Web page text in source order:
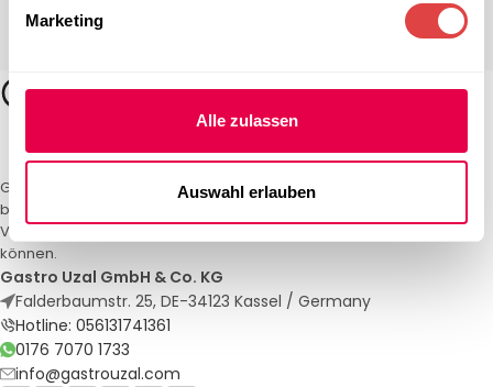
Marketing
Alle zulassen
Auswahl erlauben
Gastro Uzal – Ihr Spezialist für Gastronomiemöbel und -textilien. Wir
bieten maßgeschneiderte Lösungen für Restaurants, Hotels und
Veranstaltungen. Qualität und Service, auf die Sie sich verlassen
können.
Gastro Uzal GmbH & Co. KG
Falderbaumstr. 25, DE-34123 Kassel / Germany
Hotline: 056131741361
0176 7070 1733
info@gastrouzal.com